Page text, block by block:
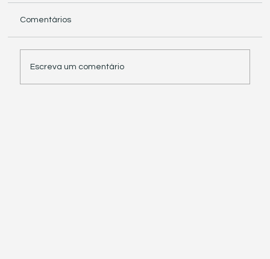
Comentários
Escreva um comentário